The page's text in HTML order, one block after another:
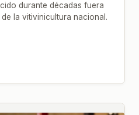
durante décadas fuera
la vitivinicultura nacional.